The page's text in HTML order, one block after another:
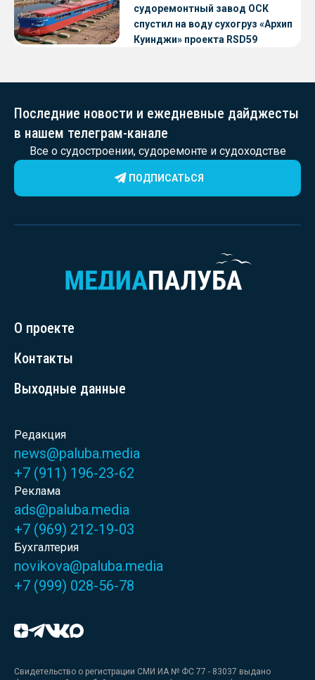
судоремонтный завод ОСК
спустил на воду сухогруз «Архип
Куинджи» проекта RSD59
Последние новости и ежедневные дайджесты
в нашем телеграм-канале
Все о судостроении, судоремонте и судоходстве
ПОДПИСАТЬСЯ
О проекте
Контакты
Выходные данные
Редакция
news@paluba.media
+7 (911) 196-23-62
Реклама
ads@paluba.media
+7 (969) 212-19-03
Бухгалтерия
novikova@paluba.media
+7 (999) 028-56-78
Свидетельство о регистрации СМИ ИА № ФС 77 - 83037 выдано